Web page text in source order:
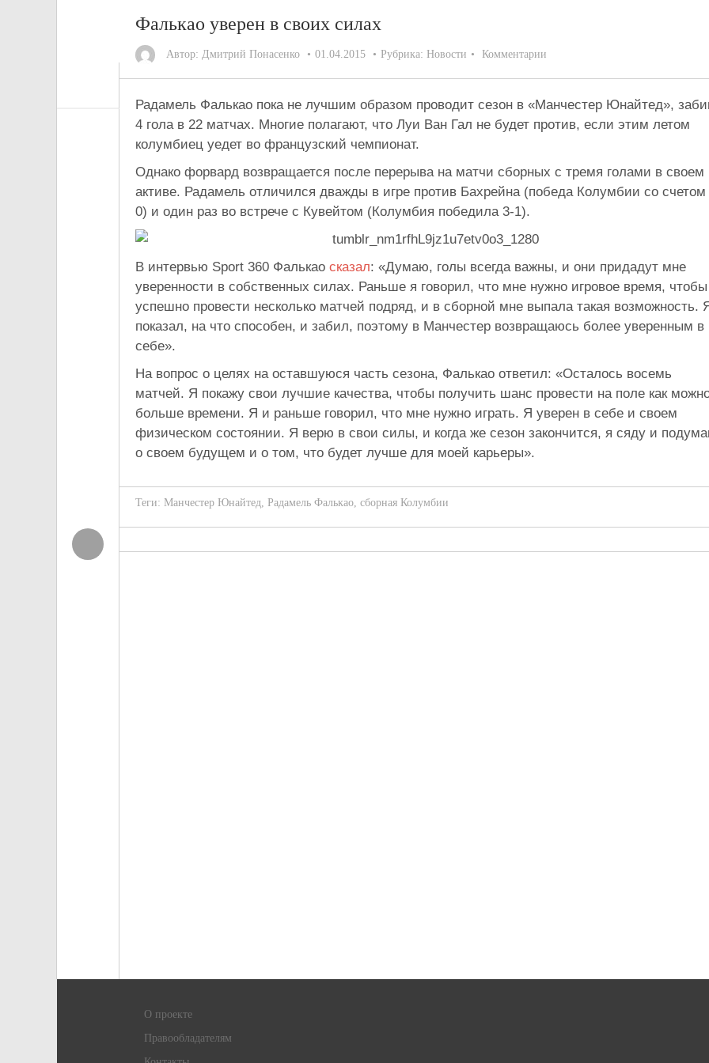
Фалькао уверен в своих силах
Автор: Дмитрий Понасенко 01.04.2015 Рубрика: Новости Комментарии
Радамель Фалькао пока не лучшим образом проводит сезон в «Манчестер Юнайтед»,
4 гола в 22 матчах. Многие полагают, что Луи Ван Гал не будет против, если этим летом
колумбиец уедет во французский чемпионат.
Однако форвард возвращается после перерыва на матчи сборных с тремя голами в своем
активе. Радамель отличился дважды в игре против Бахрейна (победа Колумбии со счетом
0) и один раз во встрече с Кувейтом (Колумбия победила 3-1).
В интервью Sport 360 Фалькао сказал: «Думаю, голы всегда важны, и они придадут мне
уверенности в собственных силах. Раньше я говорил, что мне нужно игровое время, чтобы
успешно провести несколько матчей подряд, и в сборной мне выпала такая возможность.
показал, на что способен, и забил, поэтому в Манчестер возвращаюсь более уверенным в
себе».
На вопрос о целях на оставшуюся часть сезона, Фалькао ответил: «Осталось восемь
матчей. Я покажу свои лучшие качества, чтобы получить шанс провести на поле как
больше времени. Я и раньше говорил, что мне нужно играть. Я уверен в себе и своем
физическом состоянии. Я верю в свои силы, и когда же сезон закончится, я сяду и
о своем будущем и о том, что будет лучше для моей карьеры».
Теги: Манчестер Юнайтед, Радамель Фалькао, сборная Колумбии
О проекте
Правообладателям